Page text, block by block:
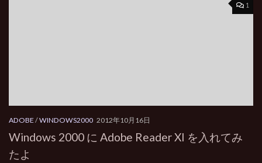
1
ADOBE/WINDOWS2000 2012年10月16日
Windows 2000 に Adobe Reader XI を入れてみ
たよ